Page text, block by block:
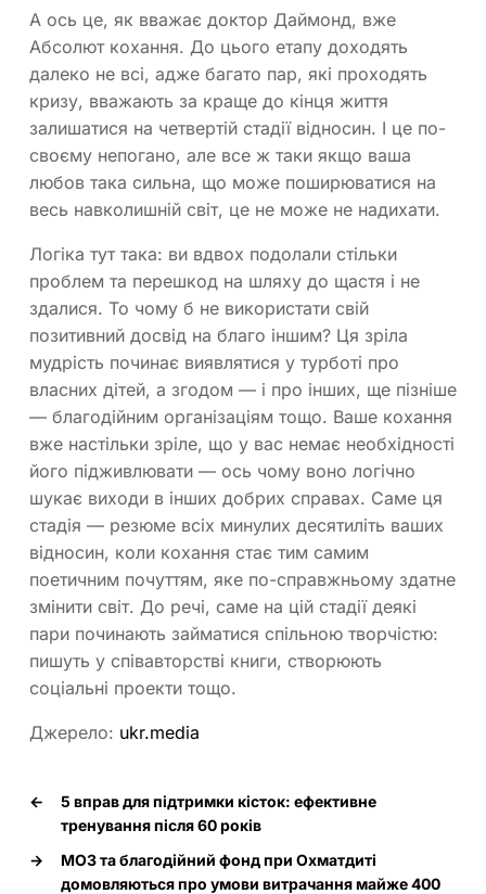
А ось це, як вважає доктор Даймонд, вже
Абсолют кохання. До цього етапу доходять
далеко не всі, адже багато пар, які проходять
кризу, вважають за краще до кінця життя
залишатися на четвертій стадії відносин. І це по-
своєму непогано, але все ж таки якщо ваша
любов така сильна, що може поширюватися на
весь навколишній світ, це не може не надихати.
Логіка тут така: ви вдвох подолали стільки
проблем та перешкод на шляху до щастя і не
здалися. То чому б не використати свій
позитивний досвід на благо іншим? Ця зріла
мудрість починає виявлятися у турботі про
власних дітей, а згодом — і про інших, ще пізніше
— благодійним організаціям тощо. Ваше кохання
вже настільки зріле, що у вас немає необхідності
його підживлювати — ось чому воно логічно
шукає виходи в інших добрих справах. Саме ця
стадія — резюме всіх минулих десятиліть ваших
відносин, коли кохання стає тим самим
поетичним почуттям, яке по-справжньому здатне
змінити світ. До речі, саме на цій стадії деякі
пари починають займатися спільною творчістю:
пишуть у співавторстві книги, створюють
соціальні проекти тощо.
Джерело: ukr.media
←
5 вправ для підтримки кісток: ефективне
тренування після 60 років
→
МОЗ та благодійний фонд при Охматдиті
домовляються про умови витрачання майже 400